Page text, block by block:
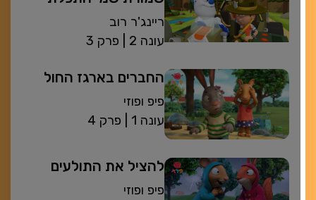
ריינג'ר רוב
פרק 3
| עונה 2
החברים בארגז החול
פיפ ופוזי
פרק 4
| עונה 1
להציל את התולעים
פיפ ופוזי